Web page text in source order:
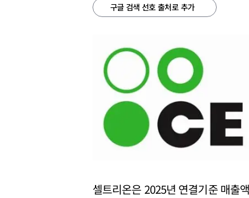
구글 검색 선호 출처로 추가
셀트리온은 2025년 연결기준 매출